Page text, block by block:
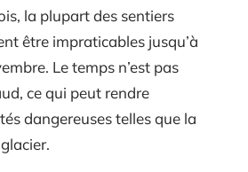
la plupart des sentiers
être impraticables jusqu’à
Le temps n’est pas
ce qui peut rendre
dangereuses telles que la